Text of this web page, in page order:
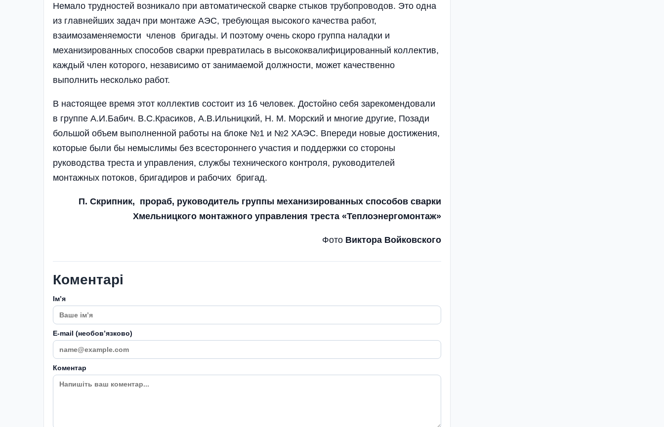
Немало трудностей возникало при автоматической сварке стыков трубопроводов. Это одна
из главнейших задач при монтаже АЭС, требующая высокого качества работ,
взаимозаменяемости членов бригады. И поэтому очень скоро группа наладки и
механизированных способов сварки превратилась в высококвалифицированный коллектив,
каждый член которого, независимо от занимаемой должности, может качественно
выполнить несколько работ.
В настоящее время этот коллектив состоит из 16 человек. Достойно себя зарекомендовали
в группе А.И.Бабич. В.С.Красиков, А.В.Ильницкий, Н. М. Морский и многие другие, Позади
большой объем выполненной работы на блоке №1 и №2 ХАЭС. Впереди новые достижения,
которые были бы немыслимы без всестороннего участия и поддержки со стороны
руководства треста и управления, службы технического контроля, руководителей
монтажных потоков, бригадиров и рабочих бригад.
П. Скрипник, прораб, руководитель группы механизированных способов сварки
Хмельницкого монтажного управления треста «Теплоэнергомонтаж»
Фото Виктора Войковского
Коментарі
Імʼя
E-mail (необовʼязково)
Коментар